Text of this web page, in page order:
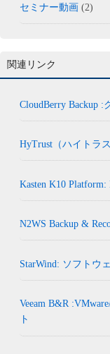
セミナー動画 (2)
関連リンク
CloudBerry Backup
HyTrust（ハイトラ
Kasten K10
N2WS Backup &
StarWind: ソフトウ
Veeam B&R
ト